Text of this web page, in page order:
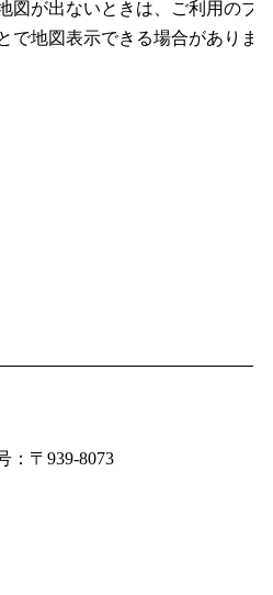
図が出ないときは、ご利用のブ
で地図表示できる場合がありま
：〒939-8073